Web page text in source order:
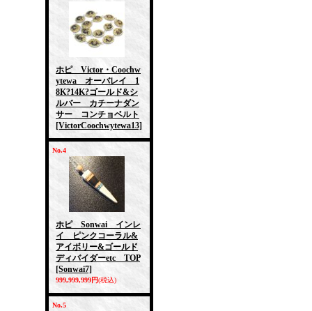
ホピ Victor・Coochw
ytewa オーバレイ 1
8K?14K?ゴールド&シ
ルバー カチーナダン
サー コンチョベルト
[VictorCoochwytewa13]
No.4
ホピ Sonwai インレ
イ ピンクコーラル&
アイボリー&ゴールド
ディバイダーetc TOP
[Sonwai7]
999,999,999円(税込)
No.5